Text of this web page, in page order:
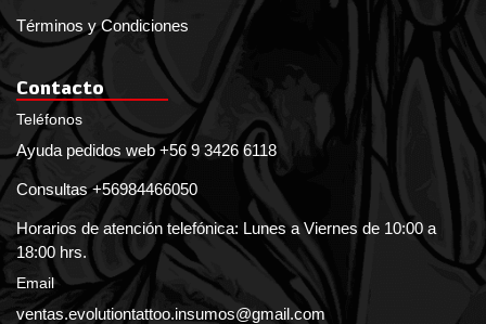
Términos y Condiciones
Contacto
Teléfonos
Ayuda pedidos web +56 9 3426 6118
Consultas +56984466050
Horarios de atención telefónica: Lunes a Viernes de 10:00 a
18:00 hrs.
Email
ventas.evolutiontattoo.insumos@gmail.com